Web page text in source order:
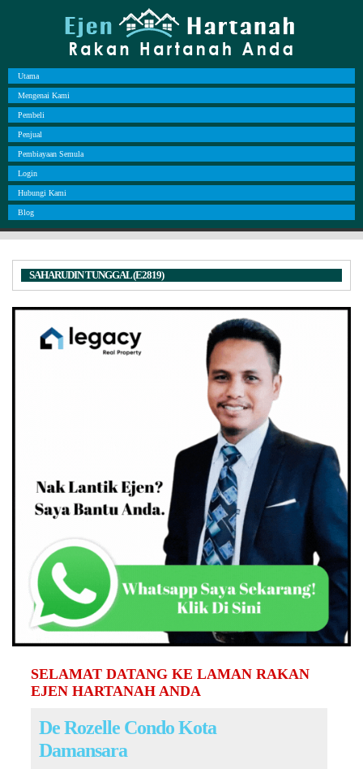
Utama
Mengenai Kami
Pembeli
Penjual
Pembiayaan Semula
Login
Hubungi Kami
Blog
SAHARUDIN TUNGGAL (E2819)
SELAMAT DATANG KE LAMAN RAKAN
EJEN HARTANAH ANDA
De Rozelle Condo Kota
Damansara